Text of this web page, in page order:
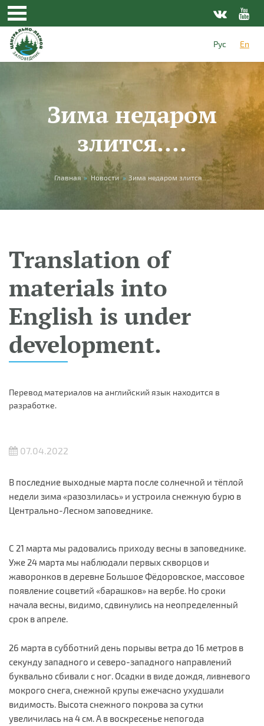
Skip to main content
Рус
En
Зима недаром
злится….
You are here
Главная » Новости » Зима недаром злится….
Translation of
materials into
English is under
development.
Перевод материалов на английский язык находится в
разработке.
07.04.2022
В последние выходные марта после солнечной и тёплой
недели зима «разозлилась» и устроила снежную бурю в
Центрально-Лесном заповеднике.
С 21 марта мы радовались приходу весны в заповеднике.
Уже 24 марта мы наблюдали первых скворцов и
жаворонков в деревне Большое Фёдоровское, массовое
появление соцветий «барашков» на вербе. Но сроки
начала весны, видимо, сдвинулись на неопределенный
срок в апреле.
26 марта в субботний день порывы ветра до 16 метров в
секунду западного и северо-западного направлений
буквально сбивали с ног. Осадки в виде дождя, ливневого
мокрого снега, снежной крупы ежечасно ухудшали
видимость. Высота снежного покрова за сутки
увеличилась на 4 см. А в воскресенье непогода